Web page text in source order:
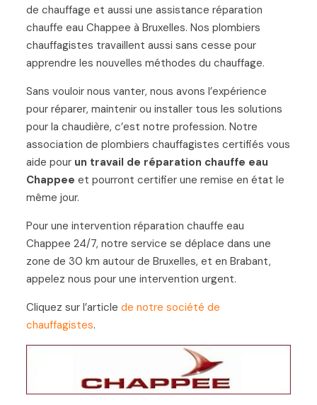
de chauffage et aussi une assistance réparation
chauffe eau Chappee à Bruxelles. Nos plombiers
chauffagistes travaillent aussi sans cesse pour
apprendre les nouvelles méthodes du chauffage.
Sans vouloir nous vanter, nous avons l’expérience
pour réparer, maintenir ou installer tous les solutions
pour la chaudière, c’est notre profession. Notre
association de plombiers chauffagistes certifiés vous
aide pour un travail de réparation chauffe eau
Chappee et pourront certifier une remise en état le
même jour.
Pour une intervention réparation chauffe eau
Chappee 24/7, notre service se déplace dans une
zone de 30 km autour de Bruxelles, et en Brabant,
appelez nous pour une intervention urgent.
Cliquez sur l’article de notre société de
chauffagistes.